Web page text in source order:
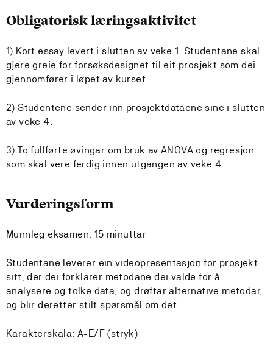
Obligatorisk læringsaktivitet
1) Kort essay levert i slutten av veke 1. Studentane skal
gjere greie for forsøksdesignet til eit prosjekt som dei
gjennomfører i løpet av kurset.
2) Studentene sender inn prosjektdataene sine i slutten
av veke 4.
3) To fullførte øvingar om bruk av ANOVA og regresjon
som skal vere ferdig innen utgangen av veke 4.
Vurderingsform
Munnleg eksamen, 15 minuttar
Studentane leverer ein videopresentasjon for prosjekt
sitt, der dei forklarer metodane dei valde for å
analysere og tolke data, og drøftar alternative metodar,
og blir deretter stilt spørsmål om det.
Karakterskala: A-E/F (stryk)